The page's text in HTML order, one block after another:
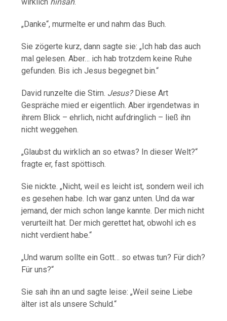
wirklich hinsah.
„ Danke“,murmelteerundnahmdas Buch.
Sie zögerte kurz,dann sagte sie: „ Ich habdasauch
malgelesen.Aber… ich habtrotzdem keine Ruhe
gefunden. Bis ichJesus begegnet bin.“
DavidrunzeltedieStirn. Jesus? DieseArt
Gesprächemiedereigentlich.Aber irgendetwas in
ihrem Blick –ehrlich,nichtaufdringlich – ließ ihn
nichtweggehen.
„Glaubstduwirklichan soetwas? IndieserWelt?“
fragteer,fast spöttisch.
Sienickte. „ Nicht,weiles leicht ist, sondernweil ich
esgesehen habe. Ichwarganzunten.Unddawar
jemand,dermich schon lange kannte. Dermichnicht
verurteilt hat. Dermichgerettet hat,obwohl iches
nichtverdient habe.“
„Undwarum sollteeinGott… soetwastun? Fürdich?
Füruns?“
Sie sah ihnanund sagte leise: „Weil seine Liebe
älter istalsunsereSchuld.“